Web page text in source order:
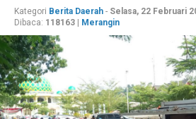
Kategori Berita Daerah - Selasa, 22 Februari
Dibaca: 118163 Merangin